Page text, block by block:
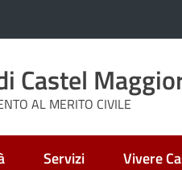
Castel
AL MERITO CIVILE
Servizi Vivere